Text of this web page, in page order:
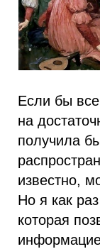
Если бы
на
получила
известно,
Но я как
которая